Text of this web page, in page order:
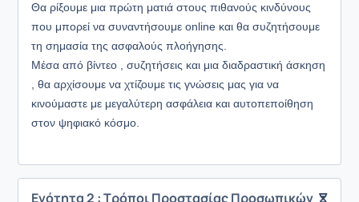
Θα ρίξουμε μια πρώτη ματιά στους πιθανούς κινδύνους
που μπορεί να συναντήσουμε online και θα συζητήσουμε
τη σημασία της ασφαλούς πλοήγησης.
Μέσα από βίντεο , συζητήσεις και μια διαδραστική άσκηση
, θα αρχίσουμε να χτίζουμε τις γνώσεις μας για να
κινούμαστε με μεγαλύτερη ασφάλεια και αυτοπεποίθηση
στον ψηφιακό κόσμο.
Ενότητα 2 : Τρόποι Προστασίας Προσωπικών